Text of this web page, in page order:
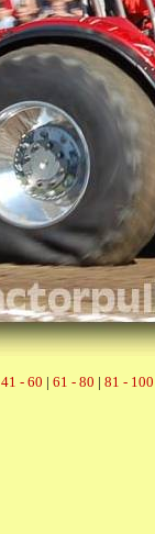
41 - 60 | 61 - 80 | 81 - 100